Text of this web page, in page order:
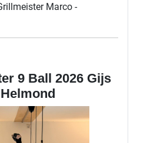
Marco -
9 Ball 2026 Gijs